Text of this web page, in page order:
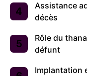
Assistance
décès
Rôle du
défunt
Implantation